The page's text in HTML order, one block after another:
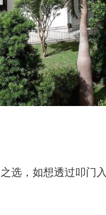
选，如想透过叩门